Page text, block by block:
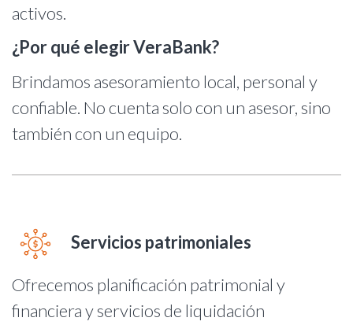
activos.
¿Por qué elegir VeraBank?
Brindamos asesoramiento local, personal y
confiable. No cuenta solo con un asesor, sino
también con un equipo.
Servicios patrimoniales
Ofrecemos planificación patrimonial y
financiera y servicios de liquidación